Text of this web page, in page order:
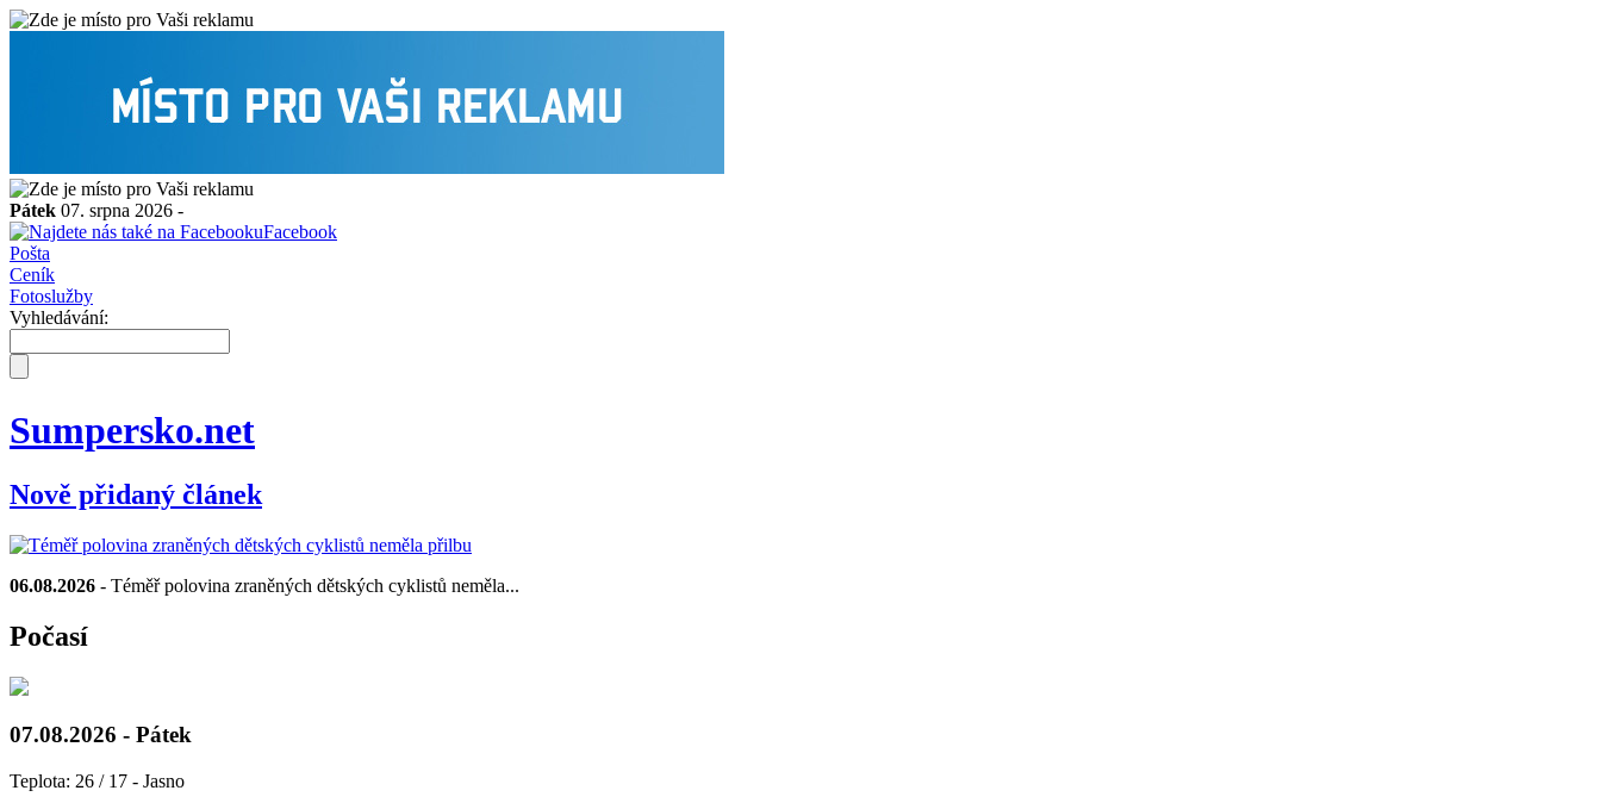
Pátek 07. srpna 2026 -
Facebook
Pošta
Ceník
Fotoslužby
Vyhledávání:
Sumpersko.net
Nově přidaný článek
06.08.2026 - Téměř polovina zraněných dětských cyklistů neměla...
Počasí
07.08.2026 - Pátek
Teplota: 26 / 17 - Jasno